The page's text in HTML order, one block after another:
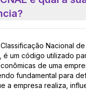
Nacional
é um código utilizado
de uma
fundamental para
a empresa realiza,